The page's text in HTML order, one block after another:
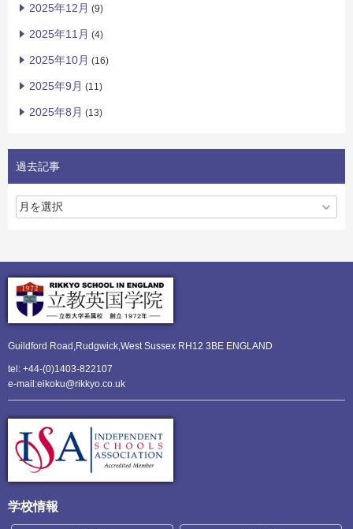
2025年12月 (9)
2025年11月 (4)
2025年10月 (16)
2025年9月 (11)
2025年8月 (13)
過去記事
Guildford Road,Rudgwick,West Sussex RH12 3BE ENGLAND
tel: +44-(0)1403-822107
e-mail:eikoku@rikkyo.co.uk
学校情報